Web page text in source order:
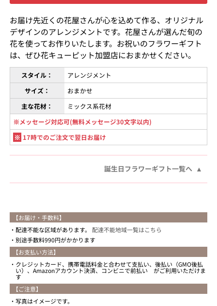
お届け先近くの花屋さんが心を込めて作る、オリジナル
デザインのアレンジメントです。花屋さんが選んだ旬の
花を使ってお作りいたします。お祝いのフラワーギフト
は、ぜひ花キューピット加盟店におまかせください。
スタイル：
アレンジメント
サイズ：
おまかせ
主な花材：
ミックス系花材
※メッセージ対応可(無料メッセージ30文字以内)
※ 17時でのご注文で翌日お届け
誕生日フラワーギフト一覧へ
【お届け・手数料】
配達不能な区域があります。 配達不能地域一覧はこちら
別途手数料990円がかかります
【お支払い方法】
クレジットカード、携帯電話料金と合わせて支払い、後払い（GMO後払
い）、Amazonアカウント決済、コンビニで前払い がご利用いただけま
す
【ご注意】
写真はイメージです。